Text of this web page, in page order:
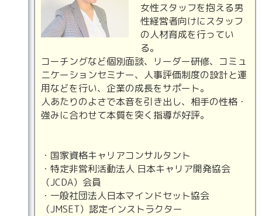
女性スタッフを抱える男
性経営者向けにスタッフ
の人材育成を行ってい
る。
コーチングなど個別面談、リーダー研修、コミュ
ニケーションセミナー、人事評価制度の設計と運
用などを行い、企業の成長をサポート。
人あたりのよさで本音を引き出し、相手の性格・
強みに合わせて本質を突く指導が好評。
・国家資格キャリアコンサルタント
・特定非営利活動法人 日本キャリア開発協会
（JCDA）会員
・一般社団法人日本マインドセット協会
（JMSET）認定インストラクター